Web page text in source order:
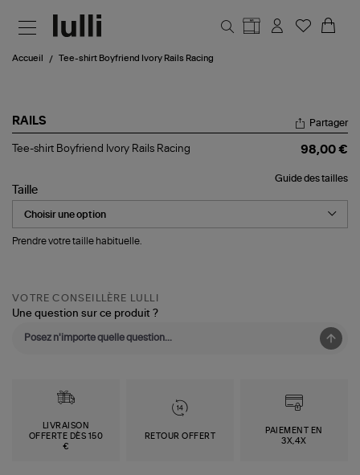
Accueil Tee-shirt Boyfriend Ivory Rails Racing
RAILS
Tee-
Ivory
Rails
Racing
Partager
Tee-shirt Boyfriend Ivory Rails Racing 98,00 €
Guide des tailles
Taille
Prendre votre taille habituelle.
VOTRE CONSEILLÈRE LULLI
Une question sur ce produit ?
LIVRAISON
OFFERTE DÈS 150
€
RETOUR OFFERT
PAIEMENT EN
3X,4X